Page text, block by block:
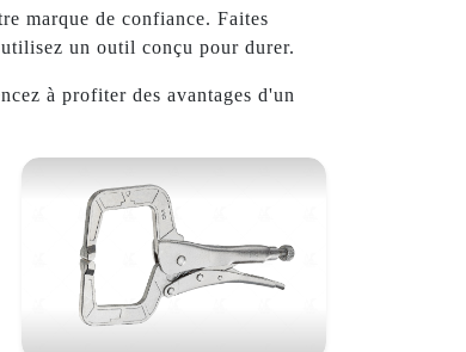
marque de confiance. Faites
un outil conçu pour durer.
à profiter des avantages d'un